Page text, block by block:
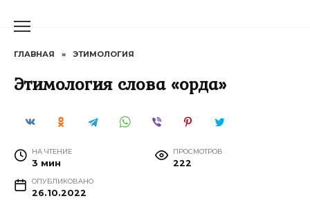
ГЛАВНАЯ » ЭТИМОЛОГИЯ
Этимология слова «орда»
НА ЧТЕНИЕ
3 мин
ПРОСМОТРОВ
222
ОПУБЛИКОВАНО
26.10.2022